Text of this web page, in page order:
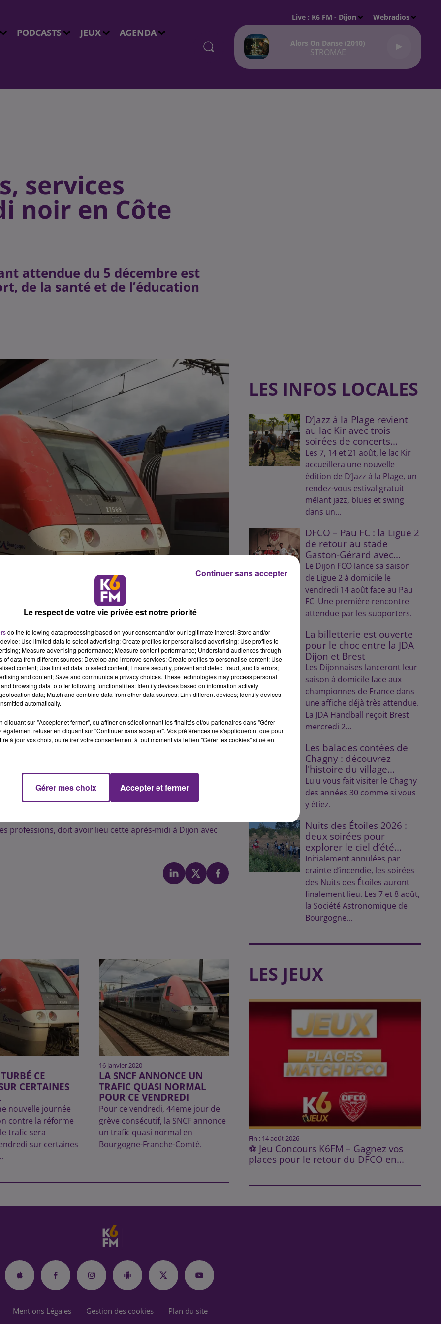
PODCASTS JEUX AGENDA
Live : K6 FM - Dijon Webradios
Alors On Danse (2010)
STROMAE
services
noir en Côte
attendue du 5 décembre est
de la santé et de l’éducation
ce jeudi, l’éducation est l’un des secteurs les plus
SNUipp et FSU 21, plus d’un tiers des écoles primaires
assemblée générale éducation (1er et 2nd degré) doit avoir
du mouvement.
touché par le mouvement en Côte d'Or avec des
centre hospitalier de la Chartreuse et certains services
dijonnais et certains services publics comme l'URSSAF,
professions, doit avoir lieu cette après-midi à Dijon avec
CE
CERTAINES
nouvelle journée
contre la réforme
trafic sera
sur certaines
16 janvier 2020
LA SNCF ANNONCE UN
TRAFIC QUASI NORMAL
POUR CE VENDREDI
Pour ce vendredi, 44eme jour de
grève consécutif, la SNCF annonce
un trafic quasi normal en
Bourgogne-Franche-Comté.
LES INFOS LOCALES
D’Jazz à la Plage revient
au lac Kir avec trois
soirées de concerts...
Les 7, 14 et 21 août, le lac Kir
accueillera une nouvelle
édition de D’Jazz à la Plage, un
rendez-vous estival gratuit
mêlant jazz, blues et swing
dans un...
DFCO – Pau FC : la Ligue 2
de retour au stade
Gaston-Gérard avec...
Le Dijon FCO lance sa saison
de Ligue 2 à domicile le
vendredi 14 août face au Pau
FC. Une première rencontre
attendue par les supporters.
La billetterie est ouverte
pour le choc entre la JDA
Dijon et Brest
Les Dijonnaises lanceront leur
saison à domicile face aux
championnes de France dans
une affiche déjà très attendue.
La JDA Handball reçoit Brest
mercredi 2...
Les balades contées de
Chagny : découvrez
l'histoire du village...
Lulu vous fait visiter le Chagny
des années 30 comme si vous
y étiez.
Nuits des Étoiles 2026 :
deux soirées pour
explorer le ciel d’été...
Initialement annulées par
crainte d’incendie, les soirées
des Nuits des Étoiles auront
finalement lieu. Les 7 et 8 août,
la Société Astronomique de
Bourgogne...
LES JEUX
Fin : 14 août 2026
⚽ Jeu Concours K6FM – Gagnez vos
places pour le retour du DFCO en...
Mentions Légales Gestion des cookies Plan du site
Le respect de votre vie privée est notre priorité
do the following data processing based on your consent and/or our legitimate interest: Store and/or
Use limited data to select advertising; Create profiles for personalised advertising; Use profiles to
Measure advertising performance; Measure content performance; Understand audiences through
of data from different sources; Develop and improve services; Create profiles to personalise content; Use
content; Use limited data to select content; Ensure security, prevent and detect fraud, and fix errors;
and content; Save and communicate privacy choices. These technologies may process personal
browsing data to offer following functionalities: Identify devices based on information actively
data; Match and combine data from other data sources; Link different devices; Identify devices
automatically.
cliquant sur "Accepter et fermer", ou affiner en sélectionnant les finalités et/ou partenaires dans "Gérer
également refuser en cliquant sur "Continuer sans accepter". Vos préférences ne s'appliqueront que pour
à jour vos choix, ou retirer votre consentement à tout moment via le lien "Gérer les cookies" situé en
Gérer mes choix Accepter et fermer
Continuer sans accepter